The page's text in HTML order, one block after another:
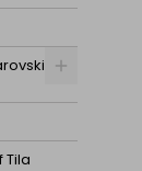
Tila